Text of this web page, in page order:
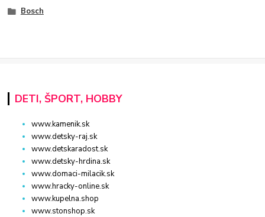
Bosch
DETI, ŠPORT, HOBBY
www.kamenik.sk
www.detsky-raj.sk
www.detskaradost.sk
www.detsky-hrdina.sk
www.domaci-milacik.sk
www.hracky-online.sk
www.kupelna.shop
www.stonshop.sk